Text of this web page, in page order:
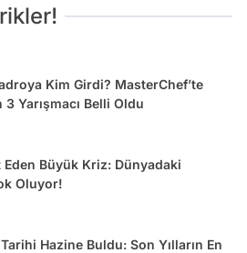
Kim Girdi? MasterChef’te
Yarışmacı Belli Oldu
Büyük Kriz: Dünyadaki
Oluyor!
Hazine Buldu: Son Yılların En